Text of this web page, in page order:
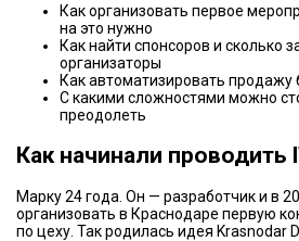
Как организовать первое
на это нужно
Как найти спонсоров и сколько
организаторы
Как автоматизировать продажу
С какими сложностями можно
преодолеть
Как начинали проводить
Марку 24 года. Он — разработчик и в
организовать в Краснодаре первую
по цеху. Так родилась идея Krasnodar